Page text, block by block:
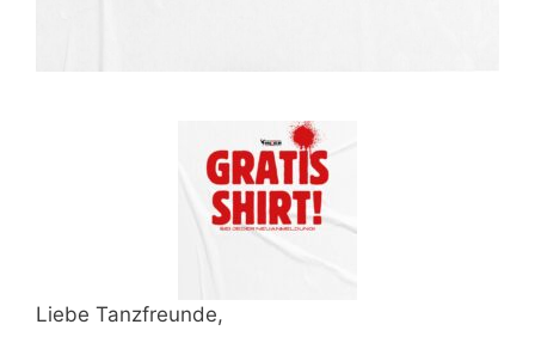
Liebe Tanzfreunde,